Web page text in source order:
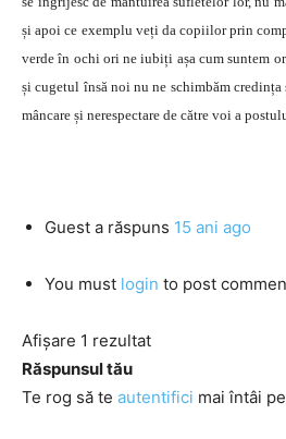
și apoi ce exemplu veți da copiilor prin
verde în ochi ori ne iubiți așa cum suntem
și cugetul însă noi nu ne schimbăm credința
mâncare și nerespectare de către voi a
Guest a răspuns 15 ani ago
You must login to post
Afișare 1 rezultat
Răspunsul tău
Te rog să te autentifici mai întâi